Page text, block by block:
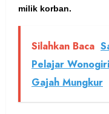
milik korban.
Silahkan Baca
Pelajar
Gajah Mungkur